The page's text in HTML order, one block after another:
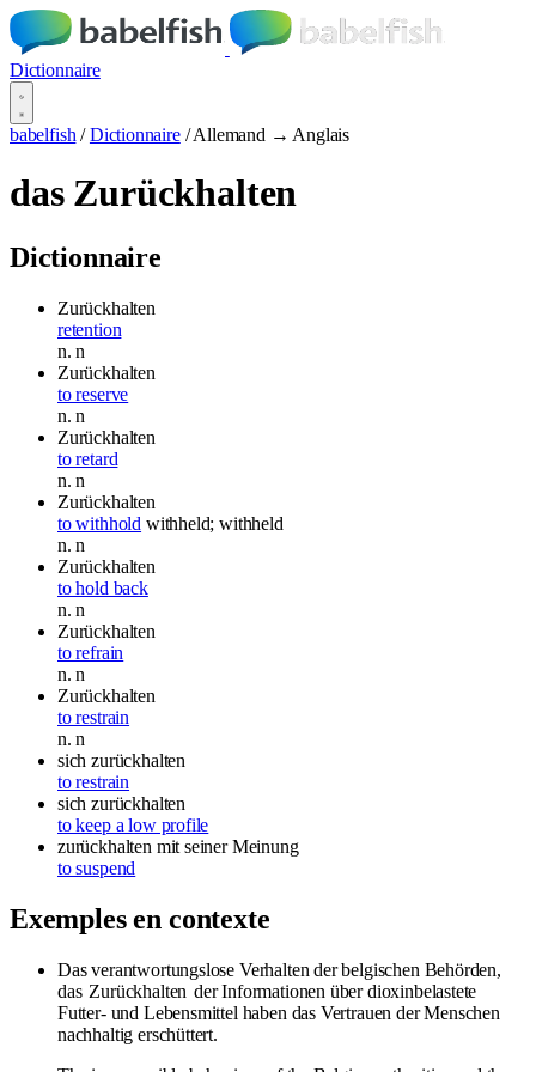
Dictionnaire
babelfish / Dictionnaire / Allemand → Anglais
das Zurückhalten
Dictionnaire
Zurückhalten
retention
n.n
Zurückhalten
to reserve
n.n
Zurückhalten
to retard
n.n
Zurückhalten
to withhold withheld; withheld
n.n
Zurückhalten
to hold back
n.n
Zurückhalten
to refrain
n.n
Zurückhalten
to restrain
n.n
sich zurückhalten
to restrain
sich zurückhalten
to keep a low profile
zurückhalten mit seiner Meinung
to suspend
Exemples en contexte
Das verantwortungslose Verhalten der belgischen Behörden,
das Zurückhalten der Informationen über dioxinbelastete
Futter- und Lebensmittel haben das Vertrauen der Menschen
nachhaltig erschüttert.